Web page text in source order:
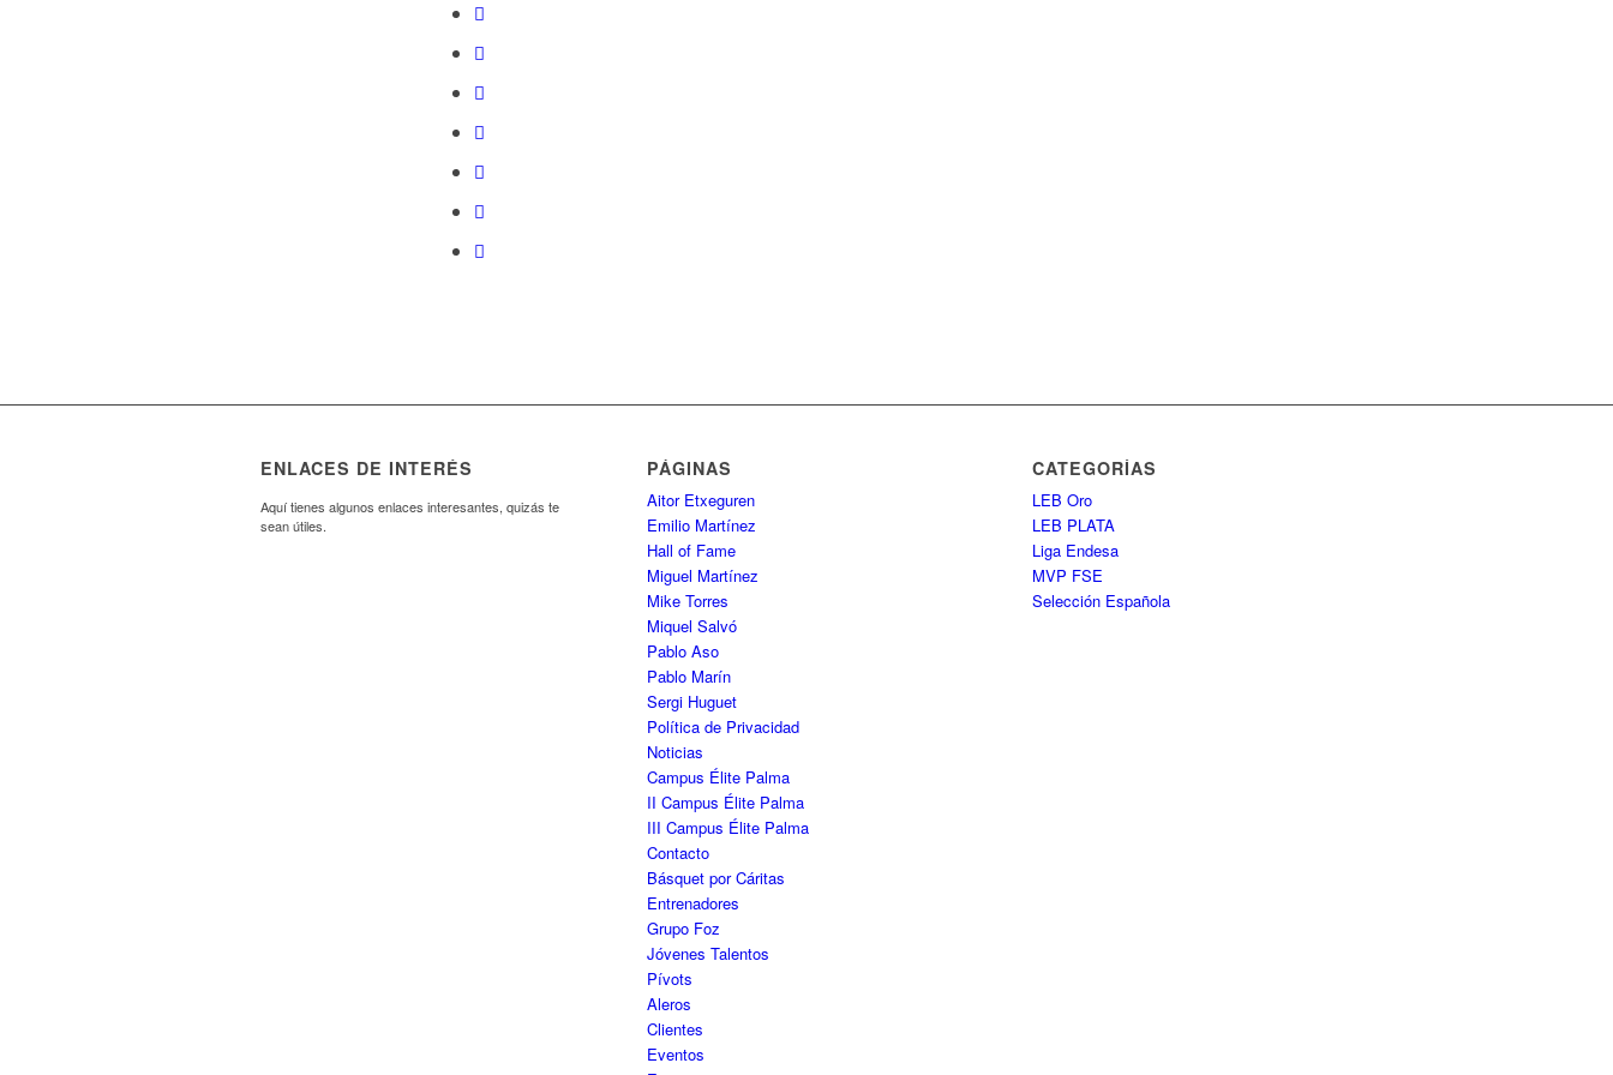
ENLACES DE INTERÉS
Aquí tienes algunos enlaces interesantes, quizás te
sean útiles.
PÁGINAS
Aitor Etxeguren
Emilio Martínez
Hall of Fame
Miguel Martínez
Mike Torres
Miquel Salvó
Pablo Aso
Pablo Marín
Sergi Huguet
Política de Privacidad
Noticias
Campus Élite Palma
II Campus Élite Palma
III Campus Élite Palma
Contacto
Básquet por Cáritas
Entrenadores
Grupo Foz
Jóvenes Talentos
Pívots
Aleros
Clientes
Eventos
CATEGORÍAS
LEB Oro
LEB PLATA
Liga Endesa
MVP FSE
Selección Española